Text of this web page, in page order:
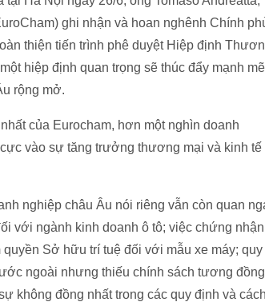
ghi nhận và hoan nghênh Chính
thiện tiến trình phê duyệt Hiệp định
hiệp định quan trọng sẽ thúc đẩy mạnh mẽ
rộng mở.
của Eurocham, hơn một nghìn doanh
vào sự tăng trưởng thương mại và kinh tế
nghiệp châu Âu nói riêng vẫn còn quan
với ngành kinh doanh ô tô; việc chứng nhận
Sở hữu trí tuệ đối với mẫu xe máy; quy
ngoài nhưng thiếu chính sách tương đồng
không đồng nhất trong các quy định và cách